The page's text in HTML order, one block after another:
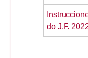
do J.F.